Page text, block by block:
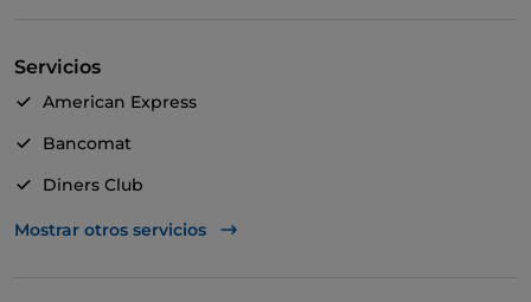
Servicios
American Express
Bancomat
Diners Club
Mastercard
Mostrar otros servicios